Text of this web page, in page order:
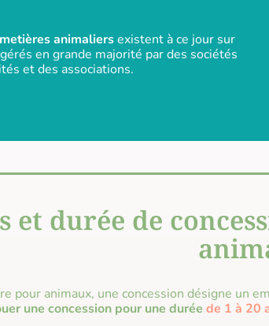
animaliersexistent à ce jour sur
en grande majorité par des sociétés
et des associations.
et durée de
pour animaux, une concession désigne un
une concession pour une durée de 1 à 20